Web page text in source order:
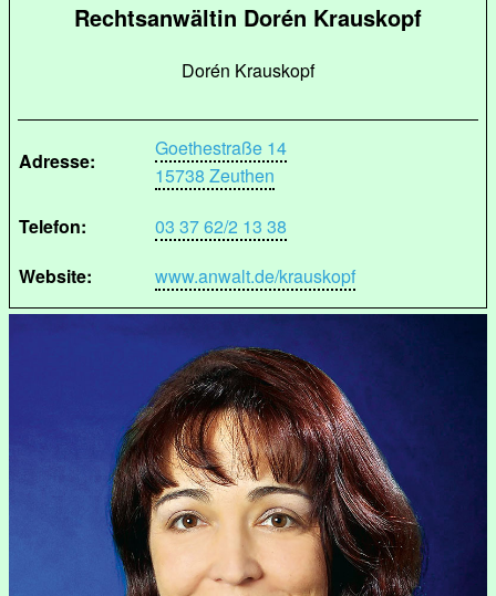
Rechtsanwältin Dorén Krauskopf
Dorén Krauskopf
Adresse:
Goethestraße 14
15738 Zeuthen
Telefon:
03 37 62/2 13 38
Website:
www.anwalt.de/krauskopf